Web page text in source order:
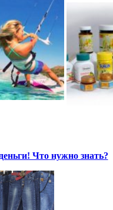
Что нужно знать?